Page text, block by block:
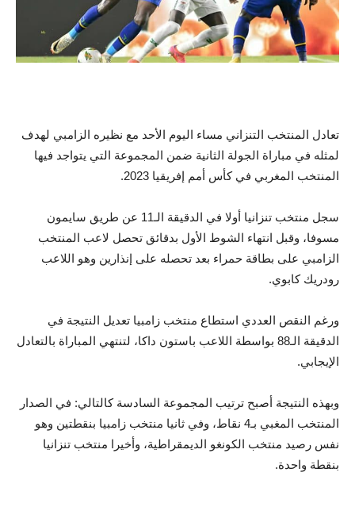
تعادل المنتخب التنزاني مساء اليوم الأحد مع نظيره الزامبي لهدف
لمثله في مباراة الجولة الثانية ضمن المجموعة التي يتواجد فيها
المنتخب المغربي في كأس أمم إفريقيا 2023.
سجل منتخب تنزانيا أولا في الدقيقة الـ11 عن طريق سايمون
مسوفا، وقبل انتهاء الشوط الأول بدقائق تحصل لاعب المنتخب
الزامبي على بطاقة حمراء بعد تحصله على إنذارين وهو اللاعب
رودريك كابوي.
ورغم النقص العددي استطاع منتخب زامبيا تعديل النتيجة في
الدقيقة الـ88 بواسطة اللاعب باستون داكا، لتنتهي المباراة بالتعادل
الإيجابي.
وبهذه النتيجة أصبح ترتيب المجموعة السادسة كالتالي: في الصدار
المنتخب المغبي بـ4 نقاط، وفي ثانيا منتخب زامبيا بنقطتين وهو
نفس رصيد منتخب الكونغو الديمقراطية، وأخيرا منتخب تنزانيا
بنقطة واحدة.